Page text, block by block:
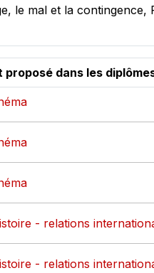
le mal et la contingence,
proposé dans les
- relations
- relations